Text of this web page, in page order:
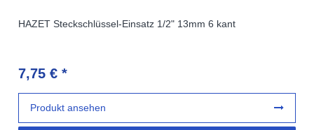
HAZET Steckschlüssel-Einsatz 1/2" 13mm 6 kant
7,75 € *
Produkt ansehen